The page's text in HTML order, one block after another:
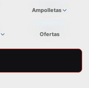
Ampolletas
Ofertas